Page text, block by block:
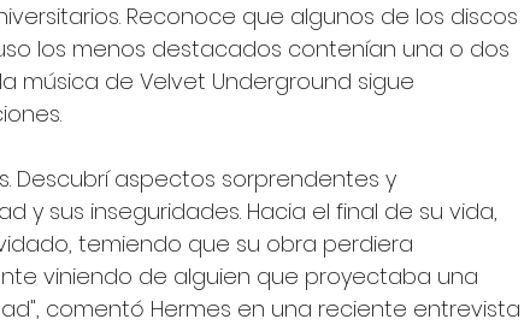
Reconoce que algunos de los discos
los menos destacados contenían una o dos
música de Velvet Underground sigue
Descubrí aspectos sorprendentes y
y sus inseguridades. Hacia el final de su vida,
temiendo que su obra perdiera
viniendo de alguien que proyectaba una
comentó Hermes en una reciente entrevista